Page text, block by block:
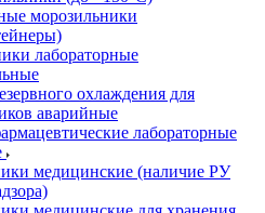
морозильники
лабораторные
охлаждения для
аварийные
лабораторные
медицинские (наличие РУ